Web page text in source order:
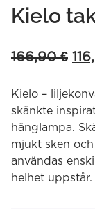
Kielo
166,90€
Kielo –
skänkte
hänglampa.
mjukt sken
användas
helhet uppstår.